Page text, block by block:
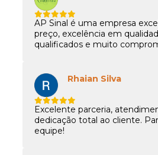
AP Sinal é uma empresa
preço, excelência em
qualificados e muito
Rhaian Silva
Excelente parceria,
dedicação total ao cliente.
equipe!